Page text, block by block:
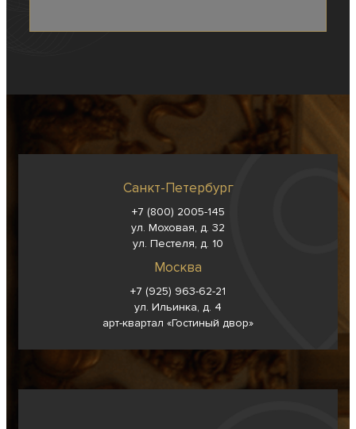
Санкт-Петербург
+7 (800) 2005-145
ул. Моховая, д. 32
ул. Пестеля, д. 10
Москва
+7 (925) 963-62-21
ул. Ильинка, д. 4
арт-квартал «Гостиный двор»